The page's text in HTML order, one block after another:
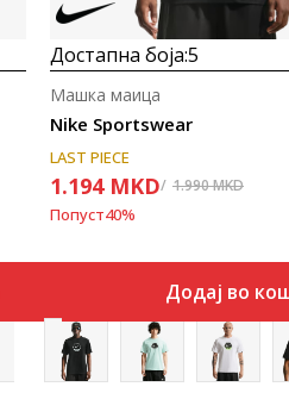
Достапна боја:5
Nike Sportswear
Машка маица
LAST PIECE
1.194 MKD 1.990MKD
Попуст40%
Додај во